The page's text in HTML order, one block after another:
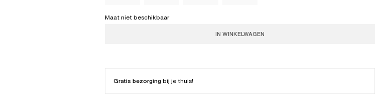
Maat niet beschikbaar
IN WINKELWAGEN
Gratis bezorgingbij je thuis!